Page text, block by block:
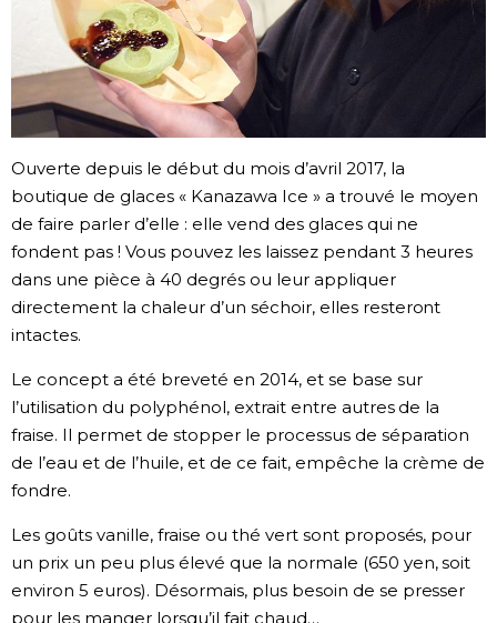
Gastronomie
Le japonais
Données
Séries
Personnages
Chroniques
Images
Vidéos
Tokyo
Ouverte depuis le début du mois d’avril 2017, la
boutique de glaces « Kanazawa Ice » a trouvé le moyen
de faire parler d’elle : elle vend des glaces qui ne
fondent pas ! Vous pouvez les laissez pendant 3 heures
dans une pièce à 40 degrés ou leur appliquer
directement la chaleur d’un séchoir, elles resteront
intactes.
Le concept a été breveté en 2014, et se base sur
l’utilisation du polyphénol, extrait entre autres de la
fraise. Il permet de stopper le processus de séparation
de l’eau et de l’huile, et de ce fait, empêche la crème de
fondre.
Les goûts vanille, fraise ou thé vert sont proposés, pour
un prix un peu plus élevé que la normale (650 yen, soit
environ 5 euros). Désormais, plus besoin de se presser
pour les manger lorsqu’il fait chaud…